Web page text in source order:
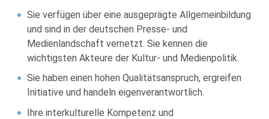
Sie verfügen über eine ausgeprägte Allgemeinbildung
und sind in der deutschen Presse- und
Medienlandschaft vernetzt. Sie kennen die
wichtigsten Akteure der Kultur- und Medienpolitik.
Sie haben einen hohen Qualitätsanspruch, ergreifen
Initiative und handeln eigenverantwortlich.
Ihre interkulturelle Kompetenz und